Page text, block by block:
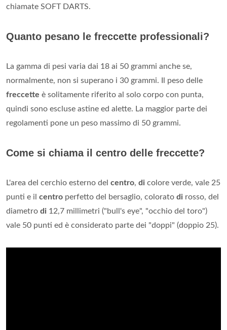
chiamate SOFT DARTS.
Quanto pesano le freccette professionali?
La gamma di pesi varia dai 18 ai 50 grammi anche se,
normalmente, non si superano i 30 grammi. Il peso delle
freccette è solitamente riferito al solo corpo con punta,
quindi sono escluse astine ed alette. La maggior parte dei
regolamenti pone un peso massimo di 50 grammi.
Come si chiama il centro delle freccette?
L'area del cerchio esterno del centro, di colore verde, vale 25
punti e il centro perfetto del bersaglio, colorato di rosso, del
diametro di 12,7 millimetri ("bull's eye", "occhio del toro")
vale 50 punti ed è considerato parte dei "doppi" (doppio 25).